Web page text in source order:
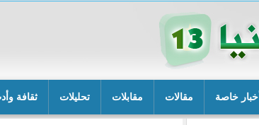
أخبار خاصة مقالات مقابلات تحليلات ثقافة